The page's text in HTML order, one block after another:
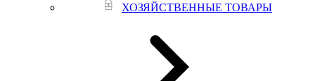
ХОЗЯЙСТВЕННЫЕ ТОВАРЫ